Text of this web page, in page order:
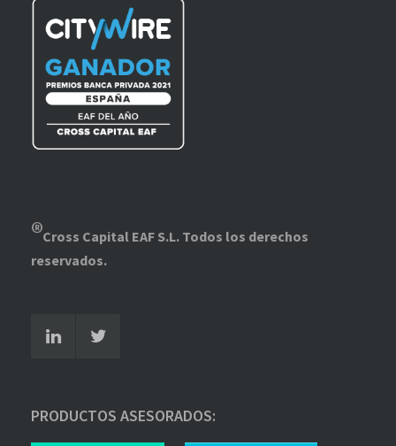
®Cross Capital EAF S.L. Todos los derechos
reservados.
PRODUCTOS ASESORADOS: